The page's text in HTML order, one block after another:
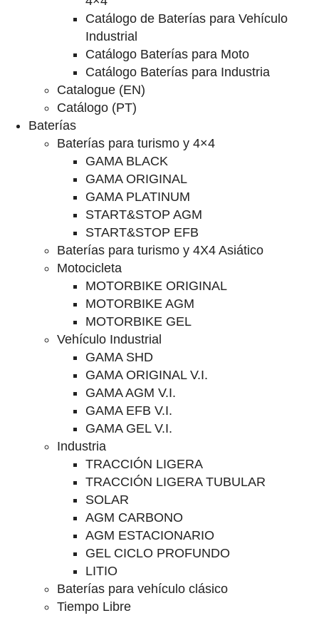
Catálogo de Baterías para Vehículo
Industrial
Catálogo Baterías para Moto
Catálogo Baterías para Industria
Catalogue (EN)
Catálogo (PT)
Baterías
Baterías para turismo y 4×4
GAMA BLACK
GAMA ORIGINAL
GAMA PLATINUM
START&STOP AGM
START&STOP EFB
Baterías para turismo y 4X4 Asiático
Motocicleta
MOTORBIKE ORIGINAL
MOTORBIKE AGM
MOTORBIKE GEL
Vehículo Industrial
GAMA SHD
GAMA ORIGINAL V.I.
GAMA AGM V.I.
GAMA EFB V.I.
GAMA GEL V.I.
Industria
TRACCIÓN LIGERA
TRACCIÓN LIGERA TUBULAR
SOLAR
AGM CARBONO
AGM ESTACIONARIO
GEL CICLO PROFUNDO
LITIO
Baterías para vehículo clásico
Tiempo Libre